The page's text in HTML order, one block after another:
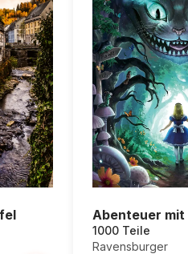
Abenteuer mit
1000 Teile
Ravensburger